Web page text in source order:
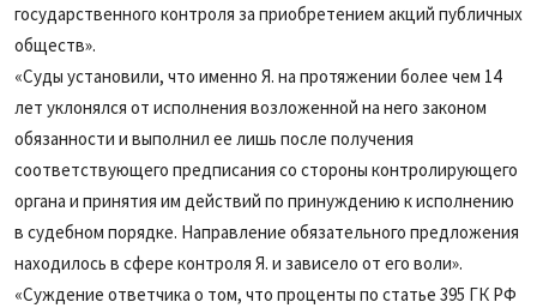
государственного контроля за приобретением акций публичных
обществ».
«Суды установили, что именно Я. на протяжении более чем 14
лет уклонялся от исполнения возложенной на него законом
обязанности и выполнил ее лишь после получения
соответствующего предписания со стороны контролирующего
органа и принятия им действий по принуждению к исполнению
в судебном порядке. Направление обязательного предложения
находилось в сфере контроля Я. и зависело от его воли».
«Суждение ответчика о том, что проценты по статье 395 ГК РФ